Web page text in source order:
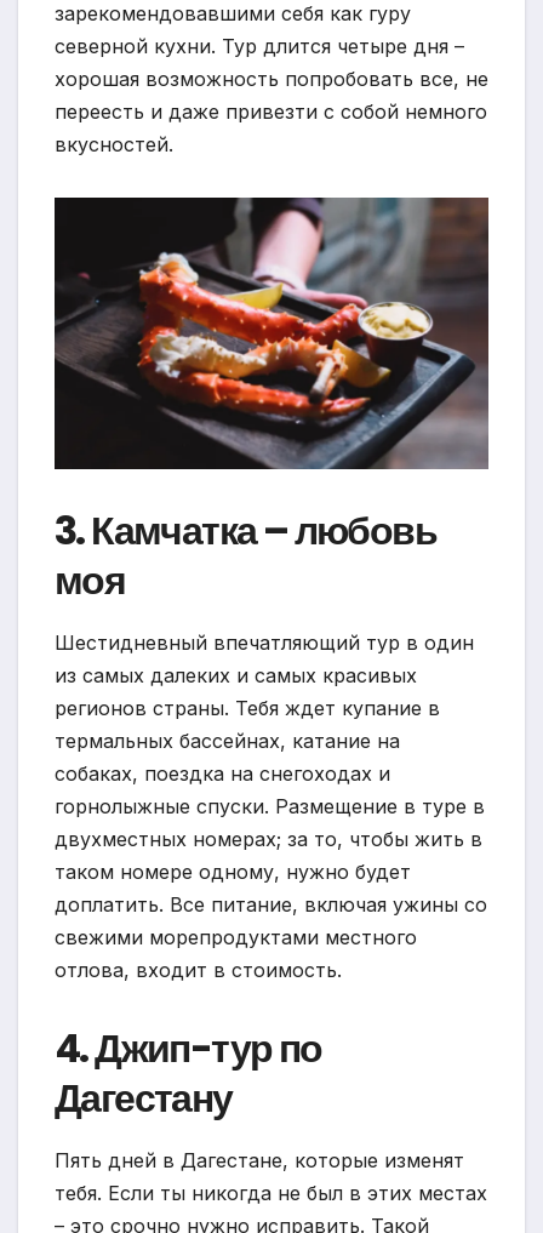
зарекомендовавшими себя как гуру
северной кухни. Тур длится четыре дня –
хорошая возможность попробовать все, не
переесть и даже привезти с собой немного
вкусностей.
3. Камчатка – любовь
моя
Шестидневный впечатляющий тур в один
из самых далеких и самых красивых
регионов страны. Тебя ждет купание в
термальных бассейнах, катание на
собаках, поездка на снегоходах и
горнолыжные спуски. Размещение в туре в
двухместных номерах; за то, чтобы жить в
таком номере одному, нужно будет
доплатить. Все питание, включая ужины со
свежими морепродуктами местного
отлова, входит в стоимость.
4. Джип-тур по
Дагестану
Пять дней в Дагестане, которые изменят
тебя. Если ты никогда не был в этих местах
– это срочно нужно исправить. Такой